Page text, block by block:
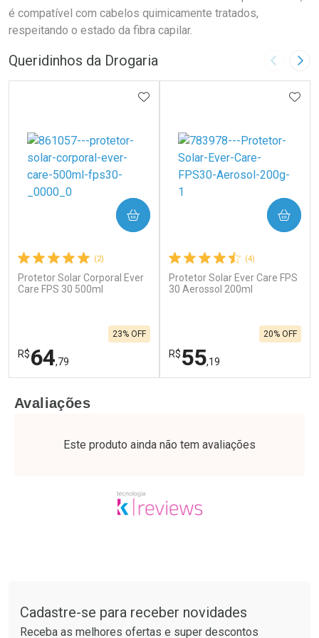
é compatível com cabelos quimicamente tratados,
respeitando o estado da fibra capilar.
Queridinhos da Drogaria Imagem
(2)
Protetor Solar Corporal Ever
Care FPS 30 500ml
R$64,79
23% OFF
ADICIONAR AOS FAVORITOS
COMPRAR
Laboratório
Ativar Desconto
Por Menos
(4)
Protetor Solar Ever Care FPS
30 Aerossol 200ml
R$55,19
20% OFF
COMPRAR
Laboratório
Ativar Desconto
Por Menos
Avaliações
Este produto ainda não tem avaliações
Cadastre-se para receber novidades
Receba as melhores ofertas e super descontos